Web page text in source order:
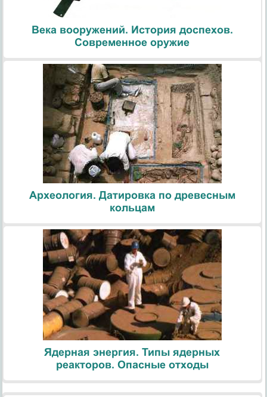
Века вооружений. История доспехов.
Современное оружие
Археология. Датировка по древесным
кольцам
Ядерная энергия. Типы ядерных
реакторов. Опасные отходы